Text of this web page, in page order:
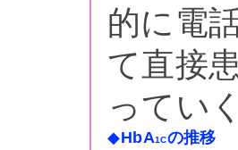
的に電
て直接
ってい
◆HbA1Cの推移